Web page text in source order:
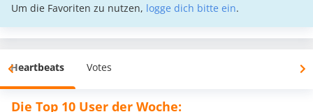
Um die Favoriten zu nutzen, logge dich bitte ein.
Heartbeats Votes
Die Top 10 User der Woche: